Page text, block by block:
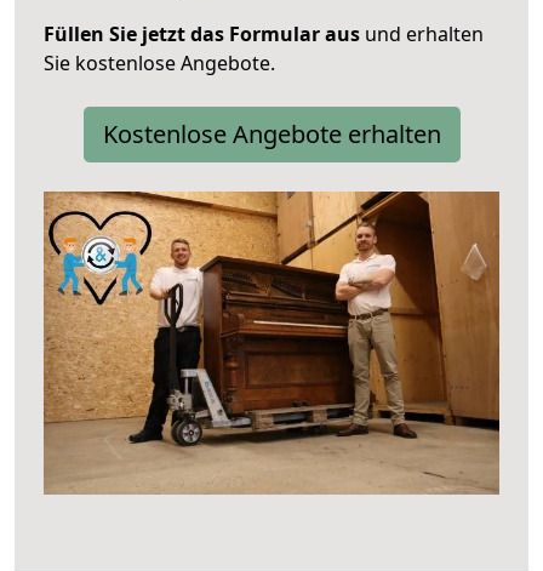
Füllen Sie jetzt das Formular aus und erhalten
Sie kostenlose Angebote.
Kostenlose Angebote erhalten